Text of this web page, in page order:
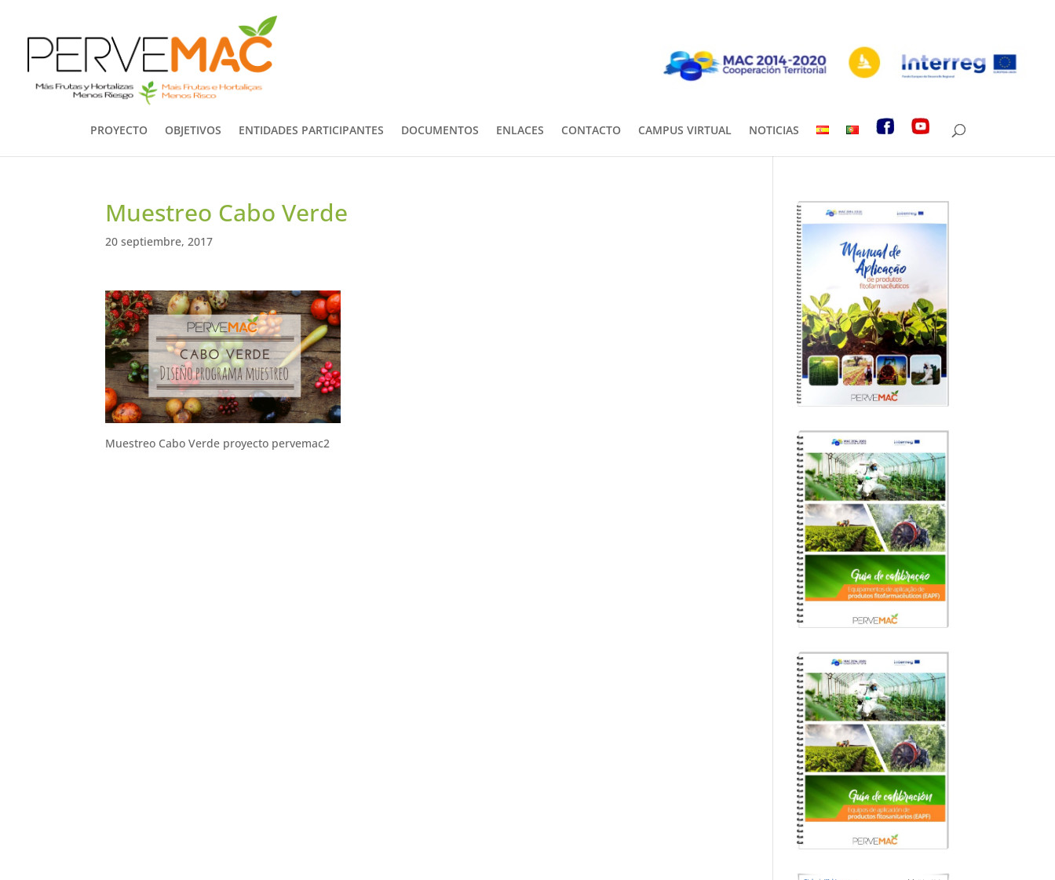
PROYECTO OBJETIVOS ENTIDADES PARTICIPANTES DOCUMENTOS ENLACES CONTACTO CAMPUS VIRTUAL NOTICIAS
Muestreo Cabo Verde
20 septiembre, 2017
Muestreo Cabo Verde proyecto pervemac2